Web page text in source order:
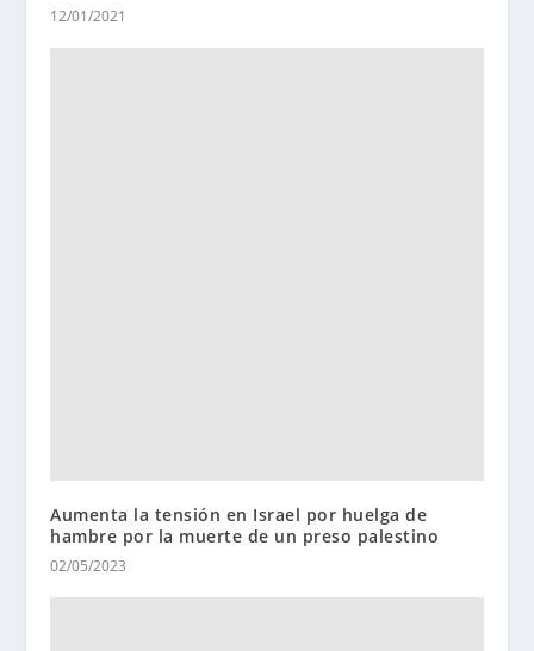
12/01/2021
Aumenta la tensión en Israel por huelga de
hambre por la muerte de un preso palestino
02/05/2023